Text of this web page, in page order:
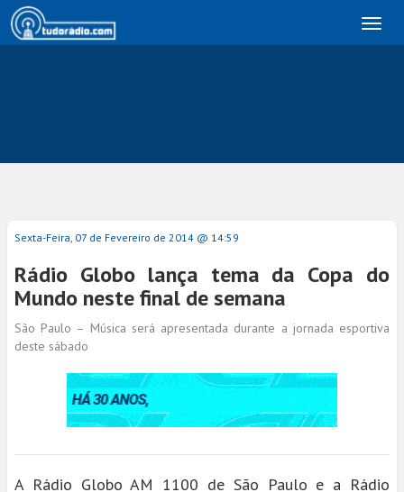
Sexta-Feira, 07 de Fevereiro de 2014 @ 14:59
Rádio Globo lança tema da Copa do
Mundo neste final de semana
São Paulo – Música será apresentada durante a jornada esportiva
deste sábado
A Rádio Globo AM 1100 de São Paulo e a Rádio